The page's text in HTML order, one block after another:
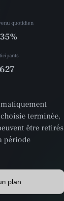
quotidien
terminée,
être retirés
période
plan